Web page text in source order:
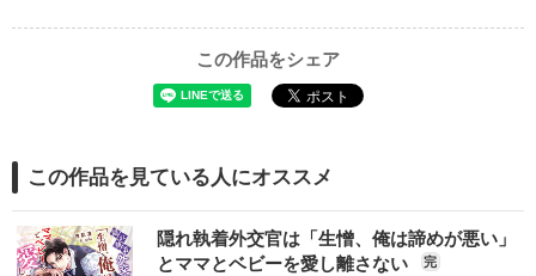
この作品をシェア
この作品を見ている人にオススメ
隠れ執着外交官は「生憎、俺は諦めが悪い」
とママとベビーを愛し離さない
完